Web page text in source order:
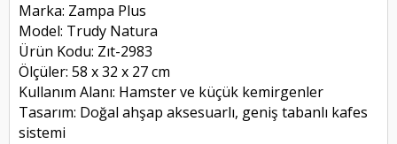
Marka: Zampa Plus
Model: Trudy Natura
Ürün Kodu: Zıt-2983
Ölçüler: 58 x 32 x 27 cm
Kullanım Alanı: Hamster ve küçük kemirgenler
Tasarım: Doğal ahşap aksesuarlı, geniş tabanlı kafes
sistemi